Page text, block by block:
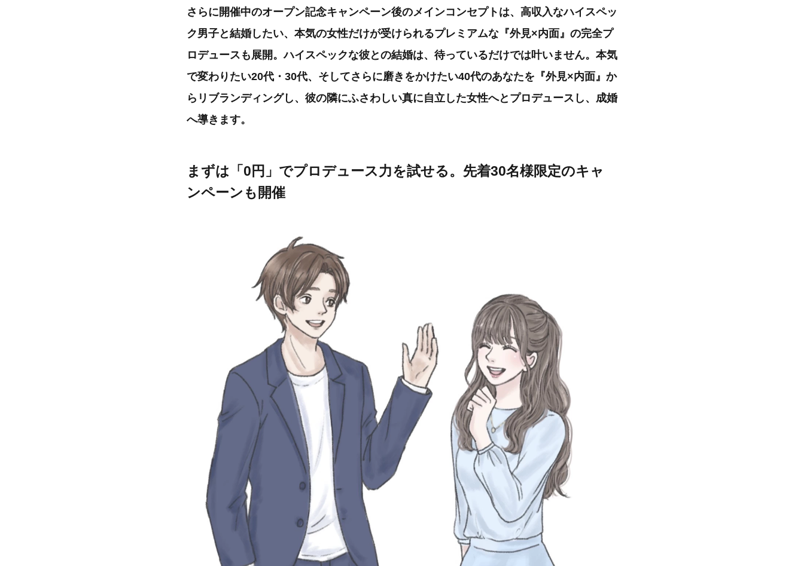
さらに開催中のオープン記念キャンペーン後のメインコンセプトは、高収入なハイスペッ
ク男子と結婚したい、本気の女性だけが受けられるプレミアムな『外見×内面』の完全プ
ロデュースも展開。ハイスペックな彼との結婚は、待っているだけでは叶いません。本気
で変わりたい20代・30代、そしてさらに磨きをかけたい40代のあなたを『外見×内面』か
らリブランディングし、彼の隣にふさわしい真に自立した女性へとプロデュースし、成婚
へ導きます。
まずは「0円」でプロデュース力を試せる。先着30名様限定のキャ
ンペーンも開催